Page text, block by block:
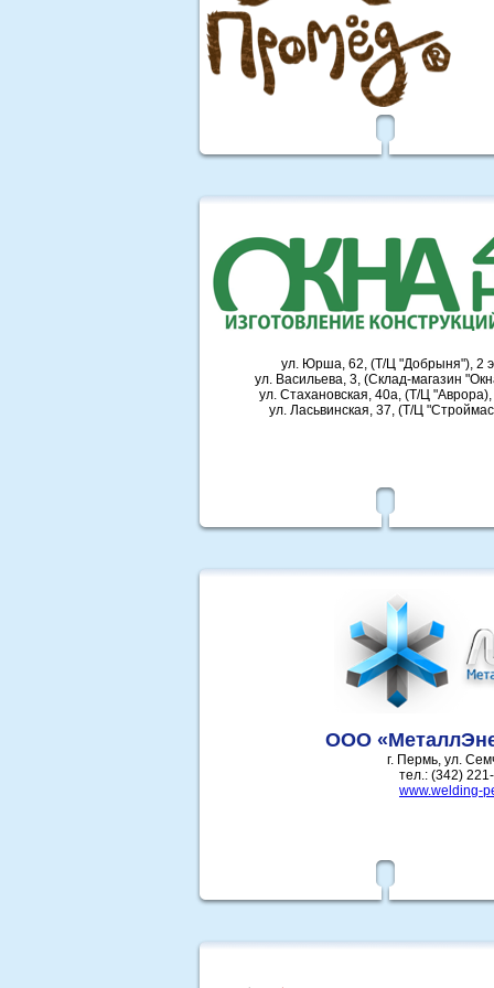
ул. Юрша, 62, (Т/Ц "Добрыня"), 2
ул. Васильева, 3, (Склад-магазин
ул. Стахановская, 40а, (Т/Ц
ул. Ласьвинская, 37, (Т/Ц
ООО
г. Пермь, ул.
тел.: (342)
www.welding-